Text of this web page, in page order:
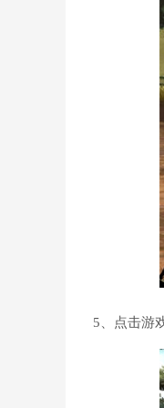
5、点击游